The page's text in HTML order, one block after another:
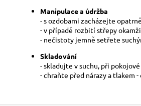
Manipulace a údržba
- s ozdobami zacházejte
- v případě rozbití střepy
- nečistoty jemně setřete
Skladování
- skladujte v suchu, při
- chraňte před nárazy a tlakem